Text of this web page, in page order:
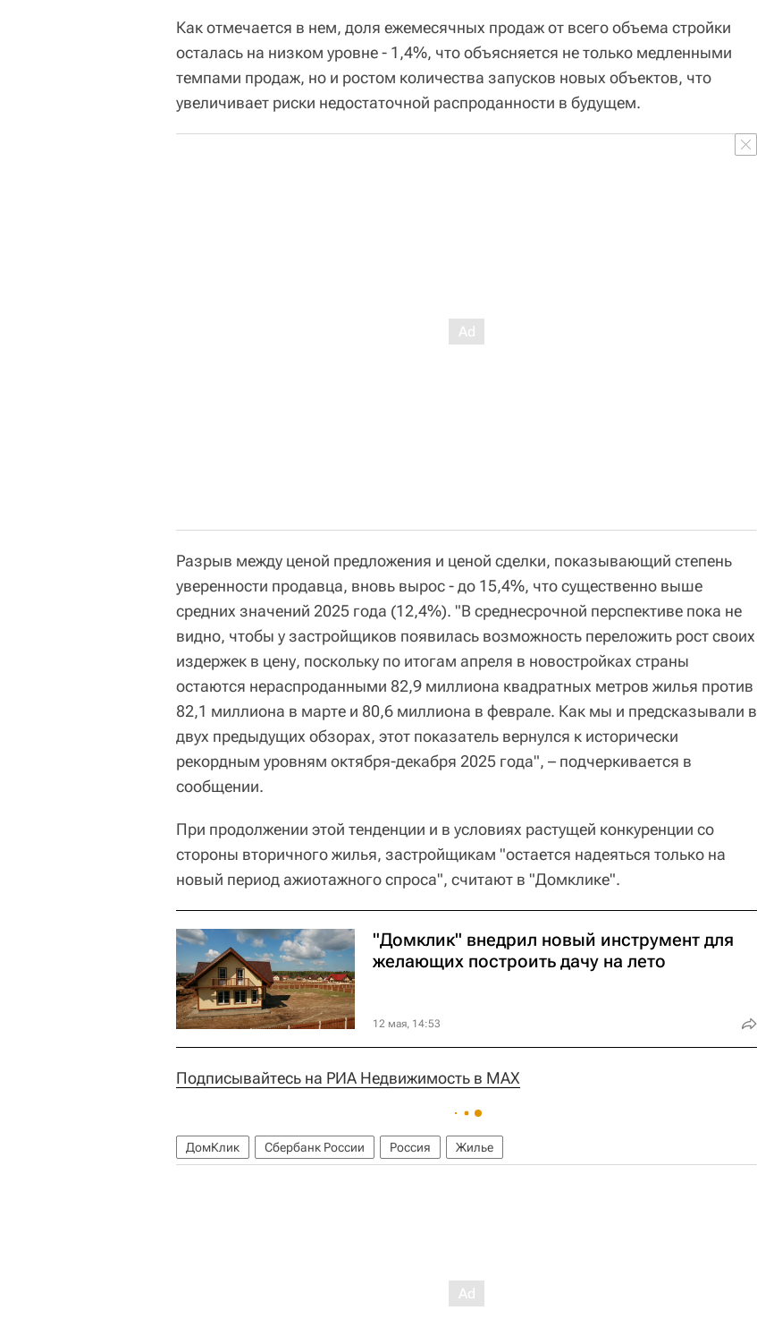
Как отмечается в нем, доля ежемесячных продаж от всего объема стройки
осталась на низком уровне - 1,4%, что объясняется не только медленными
темпами продаж, но и ростом количества запусков новых объектов, что
увеличивает риски недостаточной распроданности в будущем.
Разрыв между ценой предложения и ценой сделки, показывающий степень
уверенности продавца, вновь вырос - до 15,4%, что существенно выше
средних значений 2025 года (12,4%). "В среднесрочной перспективе пока не
видно, чтобы у застройщиков появилась возможность переложить рост своих
издержек в цену, поскольку по итогам апреля в новостройках страны
остаются нераспроданными 82,9 миллиона квадратных метров жилья против
82,1 миллиона в марте и 80,6 миллиона в феврале. Как мы и предсказывали в
двух предыдущих обзорах, этот показатель вернулся к исторически
рекордным уровням октября-декабря 2025 года", – подчеркивается в
сообщении.
При продолжении этой тенденции и в условиях растущей конкуренции со
стороны вторичного жилья, застройщикам "остается надеяться только на
новый период ажиотажного спроса", считают в "Домклике".
"Домклик" внедрил новый инструмент для
желающих построить дачу на лето
12 мая, 14:53
Подписывайтесь на РИА Недвижимость в MAX
ДомКлик Сбербанк России Россия Жилье